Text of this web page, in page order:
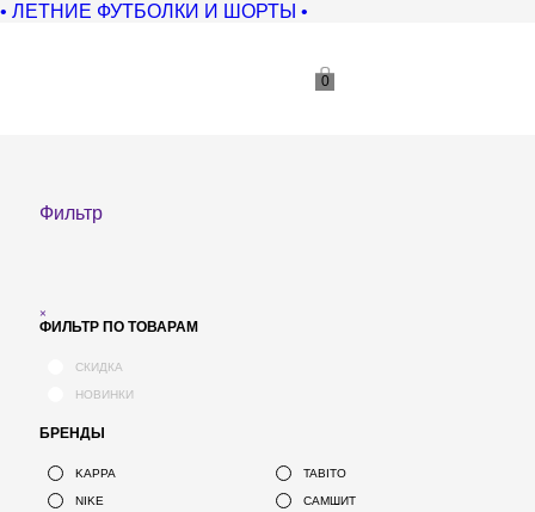
• ЛЕТНИЕ ФУТБОЛКИ И ШОРТЫ •
0
Фильтр
×
ФИЛЬТР ПО ТОВАРАМ
СКИДКА
НОВИНКИ
БРЕНДЫ
KAPPA
NIKE
TABITO
САМШИТ